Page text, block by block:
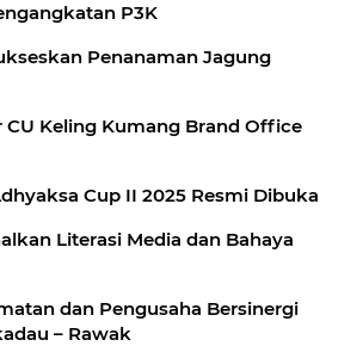
P3K
Penanaman Jagung
CU Keling Kumang Brand Office
Cup II 2025 Resmi Dibuka
Literasi Media dan Bahaya
dan Pengusaha Bersinergi
– Rawak